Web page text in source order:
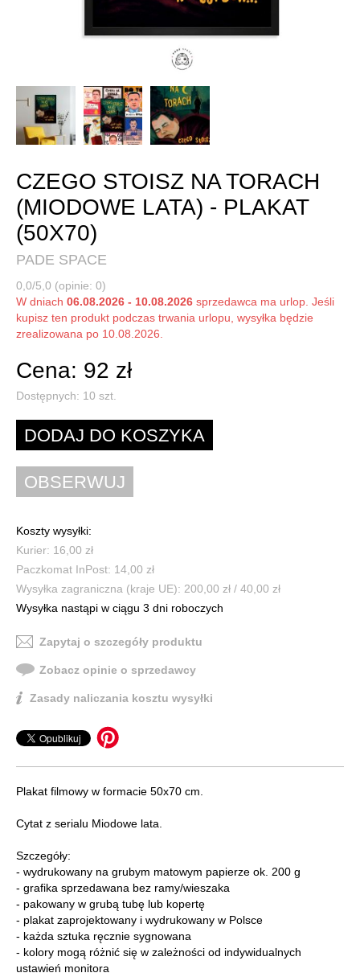
CZEGO STOISZ NA TORACH
(MIODOWE LATA) - PLAKAT
(50X70)
PADE SPACE
0,0/5,0 (opinie: 0)
W dniach 06.08.2026 - 10.08.2026 sprzedawca ma urlop. Jeśli
kupisz ten produkt podczas trwania urlopu, wysyłka będzie
zrealizowana po 10.08.2026.
Cena: 92 zł
Dostępnych: 10 szt.
Koszty wysyłki:
Kurier: 16,00 zł
Paczkomat InPost: 14,00 zł
Wysyłka zagraniczna (kraje UE): 200,00 zł / 40,00 zł
Wysyłka nastąpi w ciągu 3 dni roboczych
Zapytaj o szczegóły produktu
Zobacz opinie o sprzedawcy
Zasady naliczania kosztu wysyłki
Plakat filmowy w formacie 50x70 cm.
Cytat z serialu Miodowe lata.
Szczegóły:
- wydrukowany na grubym matowym papierze ok. 200 g
- grafika sprzedawana bez ramy/wieszaka
- pakowany w grubą tubę lub kopertę
- plakat zaprojektowany i wydrukowany w Polsce
- każda sztuka ręcznie sygnowana
- kolory mogą różnić się w zależności od indywidualnych
ustawień monitora